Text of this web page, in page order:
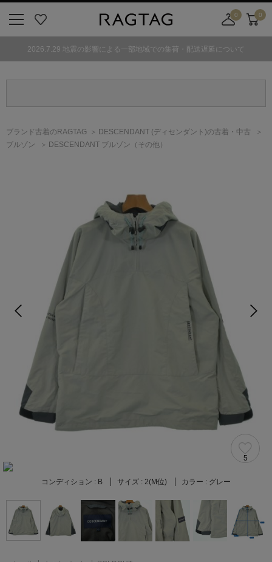
気
0
舗
カ
ト
0
2026.7.29 地震の影響による一部地域での集荷・配送遅延について
ブランド古着のRAGTAG DESCENDANT (ディセンダント)の古着・中古
ブルゾン
DESCENDANT ブルゾン（その他）
5
コンディション : B サイズ : 2(M位) カラー : グレー